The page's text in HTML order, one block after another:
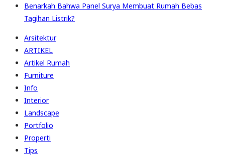
Benarkah Bahwa Panel Surya Membuat Rumah Bebas
Tagihan Listrik?
Arsitektur
ARTIKEL
Artikel Rumah
Furniture
Info
Interior
Landscape
Portfolio
Properti
Tips